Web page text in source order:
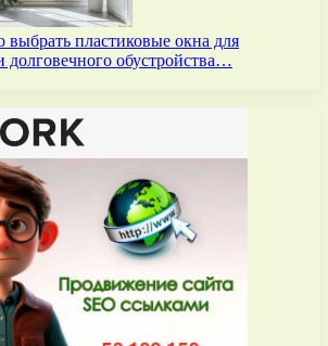
выбрать пластиковые окна для
долговечного обустройства…